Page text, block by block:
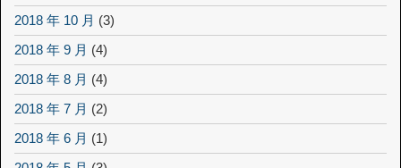
2018 年 10 月 (3)
2018 年 9 月 (4)
2018 年 8 月 (4)
2018 年 7 月 (2)
2018 年 6 月 (1)